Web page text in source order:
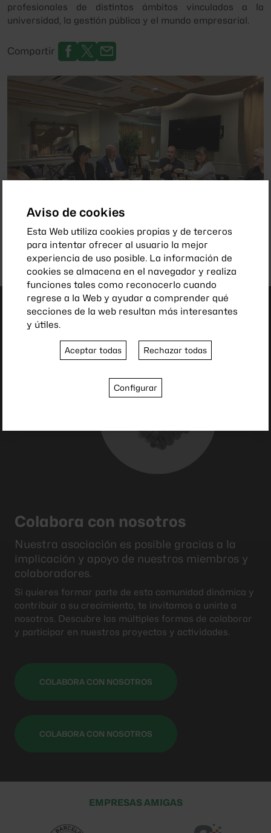
profesionales de distintos ámbitos vinculados a la
universidad, la gestión pública y el mundo empresarial.
Compartir
Colabora con nosotros
Nuestra asociación es posible gracias a la
implicación y apoyo de nuestros miembros y
colaboradores.
Si quieres formar parte de esta comunidad dinámica y
contribuir a su crecimiento, te invitamos a unirte a
nosotros. Descubre las múltiples formas de colaborar
y participar en nuestros proyectos y actividades.
COLABORA CON NOSOTROS
COLABORA CON NOSOTROS
EMPRESAS AMIGAS
Aviso de cookies
Esta Web utiliza cookies propias y de terceros
para intentar ofrecer al usuario la mejor
experiencia de uso posible. La información de
cookies se almacena en el navegador y realiza
funciones tales como reconocerlo cuando
regrese a la Web y ayudar a comprender qué
secciones de la web resultan más interesantes
y útiles.
Aceptar todas Rechazar todas
Configurar